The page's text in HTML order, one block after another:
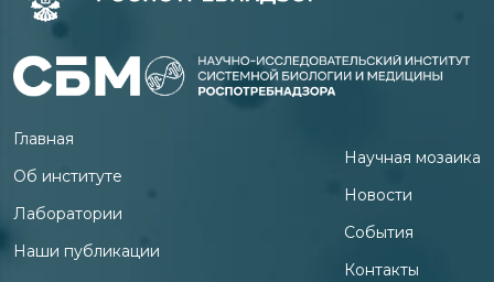
Главная
Об институте
Лаборатории
Наши публикации
Научная мозаика
Новости
События
Контакты